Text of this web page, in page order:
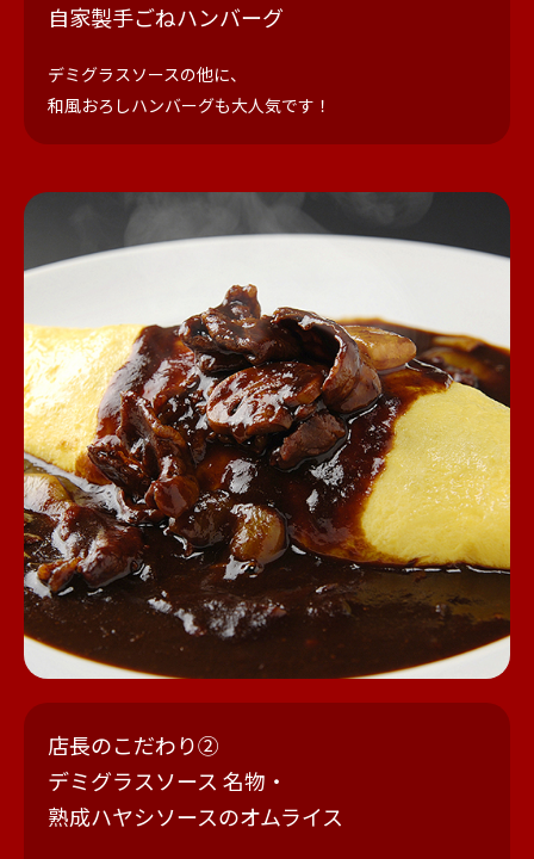
自家製手ごねハンバーグ
デミグラスソースの他に、
和風おろしハンバーグも大人気です！
店長のこだわり②
デミグラスソース 名物・
熟成ハヤシソースのオムライス